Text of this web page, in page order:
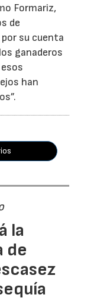
Formariz,
de
su cuenta
ganaderos
han
la
de